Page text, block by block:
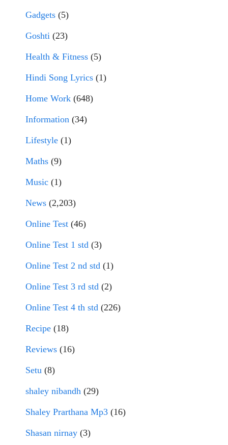
Gadgets (5)
Goshti (23)
Health & Fitness (5)
Hindi Song Lyrics (1)
Home Work (648)
Information (34)
Lifestyle (1)
Maths (9)
Music (1)
News (2,203)
Online Test (46)
Online Test 1 std (3)
Online Test 2 nd std (1)
Online Test 3 rd std (2)
Online Test 4 th std (226)
Recipe (18)
Reviews (16)
Setu (8)
shaley nibandh (29)
Shaley Prarthana Mp3 (16)
Shasan nirnay (3)